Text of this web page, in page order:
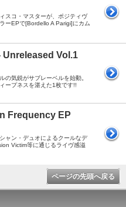
スコ・マスターが、ポジティヴ
ーEPで[Bordello A Parigi]にカム
Unreleased Vol.1
の気鋭がサブレーベルを始動。
ープネスを湛えた1枚です!!
Frequency EP
ャン・デュオによるクールなデ
Victim等に通じるライヴ感溢
ページの先頭へ戻る